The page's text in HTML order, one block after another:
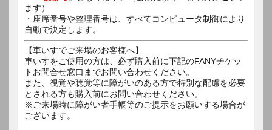
ます）
・座席番号や整理番号は、すべてコンピュータ制御により
自動で決定します。
【車いすでご来場のお客様へ】
車いすをご使用の方は、必ず購入前に下記のFANYチケッ
トお問合せ窓口までお問い合わせください。
また、視覚や聴覚等に障がいのある方で特別な配慮を必要
とされる方も購入前にお問い合わせください。
※ご来場時に障がい者手帳等のご提示をお願いする場合が
ございます。